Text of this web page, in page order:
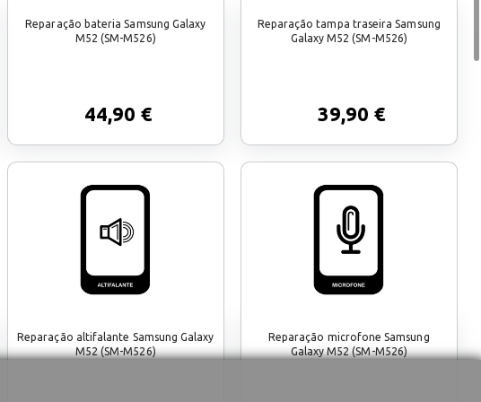
Reparação bateria Samsung Galaxy
M52 (SM-M526)
44,90 €
Reparação tampa traseira Samsung
Galaxy M52 (SM-M526)
39,90 €
Reparação altifalante Samsung Galaxy
M52 (SM-M526)
Reparação microfone Samsung
Galaxy M52 (SM-M526)